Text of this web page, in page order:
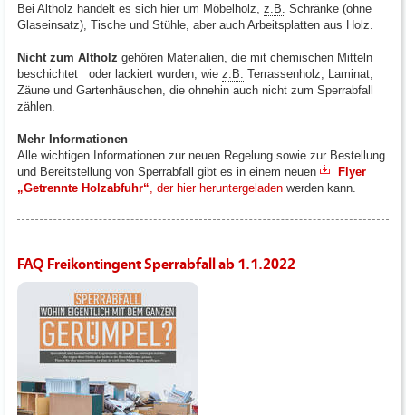
Bei Altholz handelt es sich hier um Möbelholz, z.B. Schränke (ohne
Glaseinsatz), Tische und Stühle, aber auch Arbeitsplatten aus Holz.
Nicht zum Altholz gehören Materialien, die mit chemischen Mitteln
beschichtet oder lackiert wurden, wie z.B. Terrassenholz, Laminat,
Zäune und Gartenhäuschen, die ohnehin auch nicht zum Sperrabfall
zählen.
Mehr Informationen
Alle wichtigen Informationen zur neuen Regelung sowie zur Bestellung
und Bereitstellung von Sperrabfall gibt es in einem neuen
Flyer
„Getrennte Holzabfuhr“ , der hier heruntergeladen werden kann.
FAQ Freikontingent Sperrabfall ab 1.1.2022